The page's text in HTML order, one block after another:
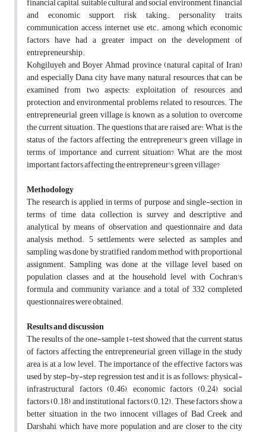
and economic support, risk taking., personality traits,
communication access, internet use, etc., among which economic
factors have had a greater impact on the development of
entrepreneurship.
Kohgiluyeh and Boyer Ahmad province (natural capital of Iran)
and especially Dana city have many natural resources that can be
examined from two aspects: exploitation of resources and
protection and environmental problems related to resources. The
entrepreneurial green village is known as a solution to overcome
the current situation. The questions that are raised are: What is the
status of the factors affecting the entrepreneur's green village in
terms of importance and current situation? What are the most
important factors affecting the entrepreneur's green village?
Methodology
The research is applied in terms of purpose and single-section in
terms of time, data collection is survey and descriptive and
analytical by means of observation and questionnaire and data
analysis method. 5 settlements were selected as samples and
sampling was done by stratified random method with proportional
assignment. Sampling was done at the village level based on
population classes and at the household level with Cochran's
formula and community variance, and a total of 332 completed
questionnaires were obtained.
Results and discussion
The results of the one-sample t-test showed that the current status
of factors affecting the entrepreneurial green village in the study
area is at a low level. The importance of the effective factors was
used by step-by-step regression test and it is as follows: physical-
infrastructural factors (0.46), economic factors (0.24), social
factors (0.18) and institutional factors (0.12). These factors show a
better situation in the two innocent villages of Bad Creek and
Darshahi, which have more population and are closer to the city